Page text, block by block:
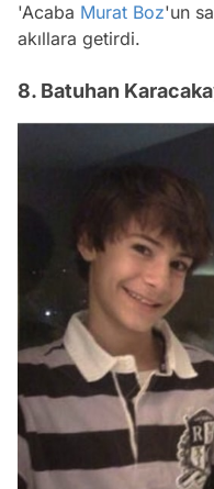
'Acaba Murat Boz'un
akıllara getirdi.
8. Batuhan